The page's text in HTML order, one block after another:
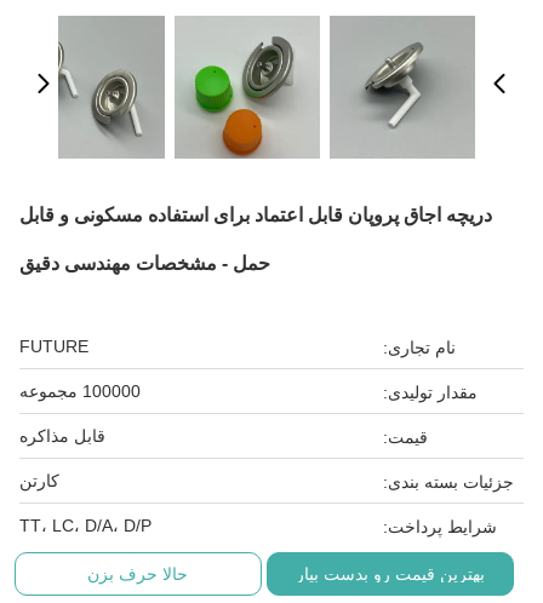
دریچه اجاق پروپان قابل اعتماد برای استفاده مسکونی و قابل
حمل - مشخصات مهندسی دقیق
نام تجاری: FUTURE
مقدار تولیدی: 100000 مجموعه
قیمت: قابل مذاکره
جزئیات بسته بندی: کارتن
شرایط پرداخت: TT، LC، D/A، D/P
بهترین قیمت رو بدست بیار حالا حرف بزن